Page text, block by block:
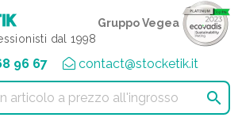
dal 1998
Gruppo Vegea
96 67 contact@stocketik.it

cookies